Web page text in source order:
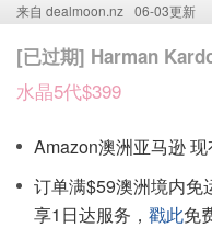
来自 dealmoon.nz 06-03更新
[已过期] Harman
水晶5代$399
Amazon澳洲亚马逊
订单满$59澳洲境内免
享1日达服务， 戳此免